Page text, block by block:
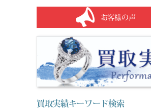
お客様の声
買取実績キーワード検索